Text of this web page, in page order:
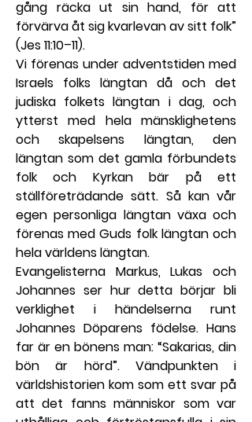
gång räcka ut sin hand, för att
förvärva åt sig kvarlevan av sitt folk”
(Jes 11:10–11).
Vi förenas under adventstiden med
Israels folks längtan då och det
judiska folkets längtan i dag, och
ytterst med hela mänsklighetens
och skapelsens längtan, den
längtan som det gamla förbundets
folk och Kyrkan bär på ett
ställföreträdande sätt. Så kan vår
egen personliga längtan växa och
förenas med Guds folk längtan och
hela världens längtan.
Evangelisterna Markus, Lukas och
Johannes ser hur detta börjar bli
verklighet i händelserna runt
Johannes Döparens födelse. Hans
far är en bönens man: “Sakarias, din
bön är hörd”. Vändpunkten i
världshistorien kom som ett svar på
att det fanns människor som var